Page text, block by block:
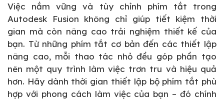
Việc nắm vững và tùy chỉnh phím tắt trong
Autodesk Fusion không chỉ giúp tiết kiệm thời
gian mà còn nâng cao trải nghiệm thiết kế của
bạn. Từ những phím tắt cơ bản đến các thiết lập
nâng cao, mỗi thao tác nhỏ đều góp phần tạo
nên một quy trình làm việc trơn tru và hiệu quả
hơn. Hãy dành thời gian thiết lập bộ phím tắt phù
hợp với phong cách làm việc của bạn – đó chính